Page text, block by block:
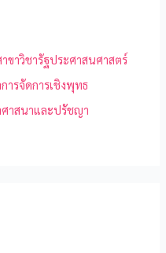
าวิชารัฐประศาสนศาสตร์
รจัดการเชิงพุทธ
าสนาและปรัชญา